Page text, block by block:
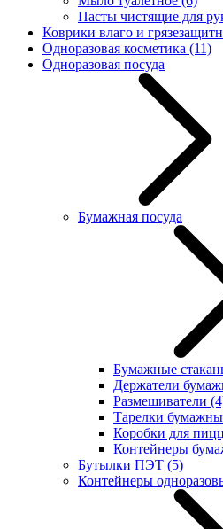
Пасты чистящие для
Коврики влаго и
Одноразовая косметика (11)
Одноразовая посуда
Бумажная посуда
Бумажные
Держатели
Размешиватели
Тарелки
Коробки для
Контейнеры
Бутылки ПЭТ (5)
Контейнеры